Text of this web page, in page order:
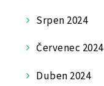
Srpen 2024
Červenec 2024
Duben 2024